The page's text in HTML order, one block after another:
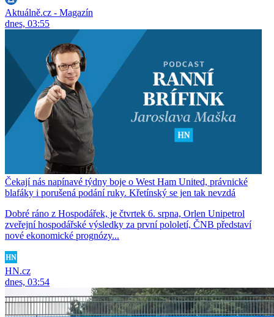
Aktuálně.cz - Magazín
dnes, 03:55
Čekají nás napínavé týdny boje o West Ham United, právnické
blafáky i porušená podání ruky. Křetínský se jen tak nevzdá
Dobré ráno z Hospodářek, je čtvrtek 6. srpna, Orlen Unipetrol
zveřejní hospodářské výsledky za první pololetí, ČNB představí
nové ekonomické prognózy...
HN.cz
dnes, 03:54